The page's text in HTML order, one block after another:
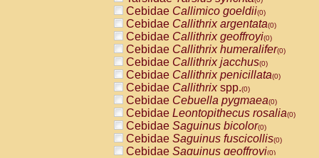
Cebidae Callimico goeldii(0)
Cebidae Callithrix argentata(0)
Cebidae Callithrix geoffroyi(0)
Cebidae Callithrix humeralifer(0)
Cebidae Callithrix jacchus(0)
Cebidae Callithrix penicillata(0)
Cebidae Callithrixspp.(0)
Cebidae Cebuella pygmaea(0)
Cebidae Leontopithecus rosalia(0)
Cebidae Saguinus bicolor(0)
Cebidae Saguinus fuscicollis(0)
Cebidae Saguinus geoffroyi(0)